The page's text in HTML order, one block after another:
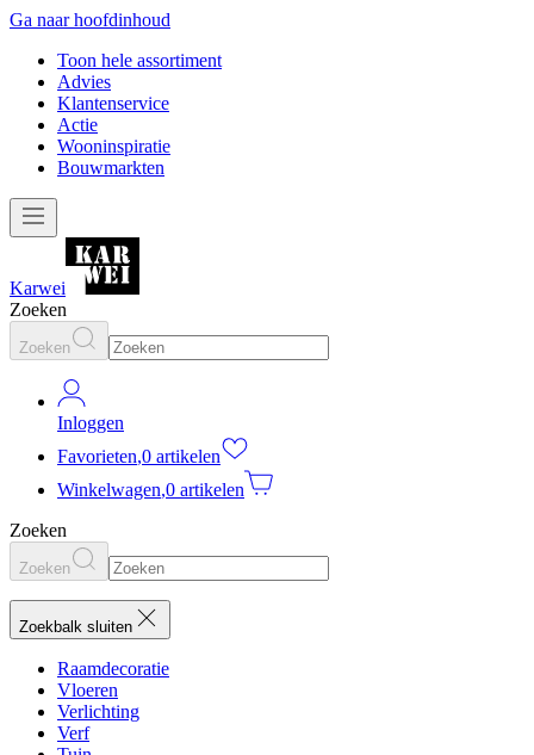
Ga naar hoofdinhoud
Toon hele assortiment
Advies
Klantenservice
Actie
Wooninspiratie
Bouwmarkten
Karwei
Zoeken
Zoeken
Inloggen
Favorieten,0 artikelen
Winkelwagen,0 artikelen
Zoeken
Zoeken
Zoekbalk sluiten
Raamdecoratie
Vloeren
Verlichting
Verf